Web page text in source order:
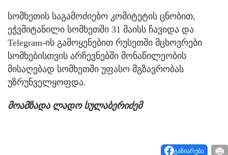
სომხეთის საგამოძიებო კომიტეტის ცნობით,
ეჭვმიტანილი სომხეთში 31 მაისს ჩავიდა და
Telegram-ის გამოყენებით რუსეთში მცხოვრები
სომხებისთვის არჩევნებში მონაწილეობის
მისაღებად სომხეთში უფასო მგზავრობას
უზრუნველყოფდა.
მოამზადა ლადო სულაბერიძემ
გაზიარება